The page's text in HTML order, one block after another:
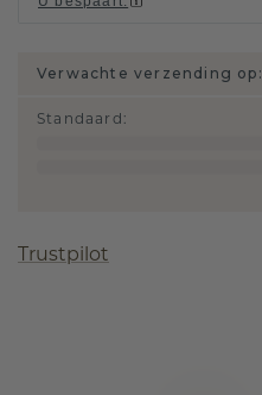
Verwachte verzending op:
Standaard :
Trustpilot